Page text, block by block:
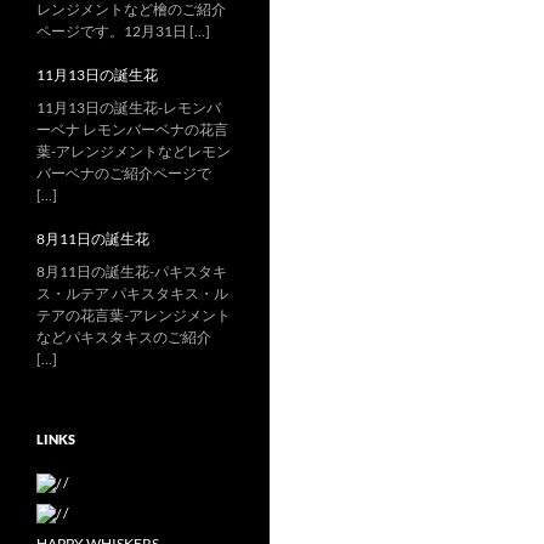
レンジメントなど檜のご紹介
ページです。12月31日 […]
11月13日の誕生花
11月13日の誕生花-レモンバ
ーベナ レモンバーベナの花言
葉-アレンジメントなどレモン
バーベナのご紹介ページで
[…]
8月11日の誕生花
8月11日の誕生花-パキスタキ
ス・ルテア パキスタキス・ル
テアの花言葉-アレンジメント
などパキスタキスのご紹介
[…]
LINKS
/
/